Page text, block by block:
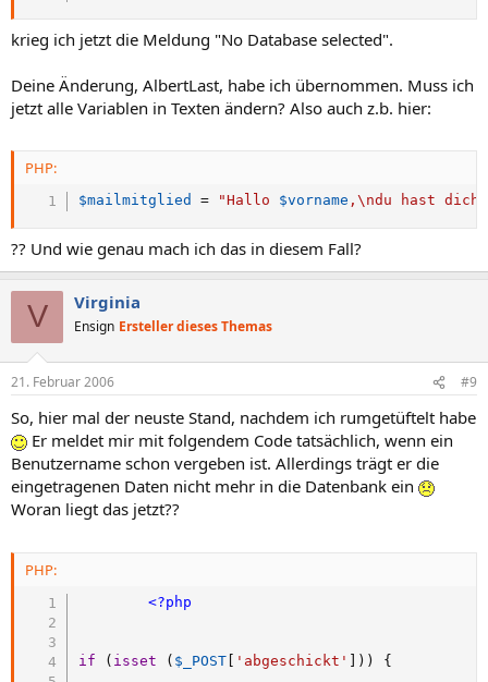
krieg ich jetzt die Meldung "No Database selected".
Deine Änderung, AlbertLast, habe ich übernommen. Muss ich
jetzt alle Variablen in Texten ändern? Also auch z.b. hier:
PHP:
$mailmitglied = "Hallo $vorname ,\ndu hast dich
?? Und wie genau mach ich das in diesem Fall?
V Virginia
Ensign Ersteller dieses Themas
21. Februar 2006 #9
So, hier mal der neuste Stand, nachdem ich rumgetüftelt habe
Er meldet mir mit folgendem Code tatsächlich, wenn ein
Benutzername schon vergeben ist. Allerdings trägt er die
eingetragenen Daten nicht mehr in die Datenbank ein
Woran liegt das jetzt??
PHP:
<?php
if ( isset ( $_POST [ 'abgeschickt' ] ) ) {